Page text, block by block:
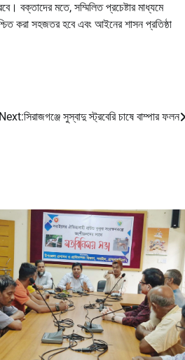
মতে, সম্মিলিত প্রচেষ্টার মাধ্যমে
করা সহজতর হবে এবং আইনের শাসন প্রতিষ্ঠা
Next:সিরাজগঞ্জে সুস্বাদু স্ট্রবেরি চাষে বাম্পার ফলন